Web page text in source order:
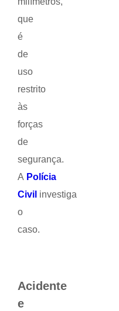
que
é
de
uso
restrito
às
forças
de
segurança.
A Polícia
Civil investiga
o
caso.
Acidente
e